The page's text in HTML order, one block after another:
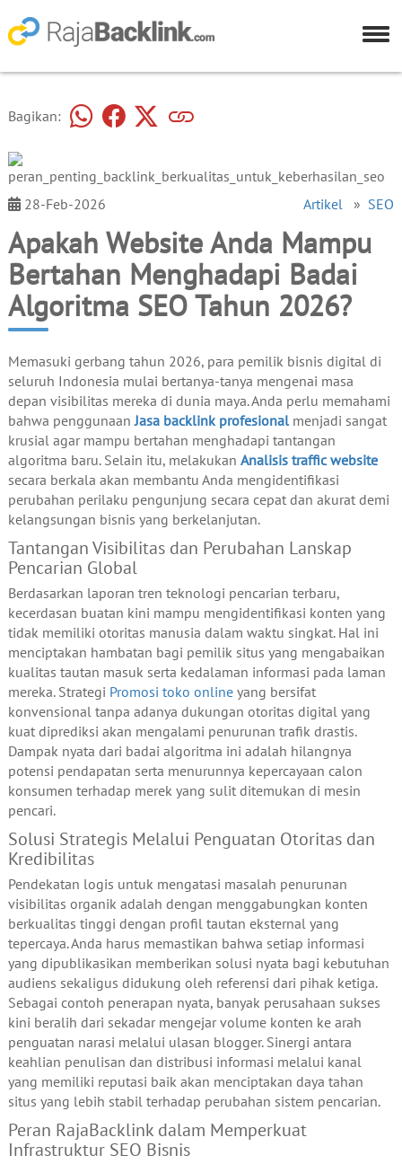
Bagikan:
28-Feb-2026 Artikel » SEO
Apakah Website Anda Mampu
Bertahan Menghadapi Badai
Algoritma SEO Tahun 2026?
Memasuki gerbang tahun 2026, para pemilik bisnis digital di
seluruh Indonesia mulai bertanya-tanya mengenai masa
depan visibilitas mereka di dunia maya. Anda perlu memahami
bahwa penggunaanJasa backlink profesionalmenjadi sangat
krusial agar mampu bertahan menghadapi tantangan
algoritma baru. Selain itu, melakukan Analisis traffic website
secara berkala akan membantu Anda mengidentifikasi
perubahan perilaku pengunjung secara cepat dan akurat demi
kelangsungan bisnis yang berkelanjutan.
Tantangan Visibilitas dan Perubahan Lanskap
Pencarian Global
Berdasarkan laporan tren teknologi pencarian terbaru,
kecerdasan buatan kini mampu mengidentifikasi konten yang
tidak memiliki otoritas manusia dalam waktu singkat. Hal ini
menciptakan hambatan bagi pemilik situs yang mengabaikan
kualitas tautan masuk serta kedalaman informasi pada laman
mereka. Strategi Promosi toko onlineyang bersifat
konvensional tanpa adanya dukungan otoritas digital yang
kuat diprediksi akan mengalami penurunan trafik drastis.
Dampak nyata dari badai algoritma ini adalah hilangnya
potensi pendapatan serta menurunnya kepercayaan calon
konsumen terhadap merek yang sulit ditemukan di mesin
pencari.
Solusi Strategis Melalui Penguatan Otoritas dan
Kredibilitas
Pendekatan logis untuk mengatasi masalah penurunan
visibilitas organik adalah dengan menggabungkan konten
berkualitas tinggi dengan profil tautan eksternal yang
tepercaya. Anda harus memastikan bahwa setiap informasi
yang dipublikasikan memberikan solusi nyata bagi kebutuhan
audiens sekaligus didukung oleh referensi dari pihak ketiga.
Sebagai contoh penerapan nyata, banyak perusahaan sukses
kini beralih dari sekadar mengejar volume konten ke arah
penguatan narasi melalui ulasan blogger. Sinergi antara
keahlian penulisan dan distribusi informasi melalui kanal
yang memiliki reputasi baik akan menciptakan daya tahan
situs yang lebih stabil terhadap perubahan sistem pencarian.
Peran RajaBacklink dalam Memperkuat
Infrastruktur SEO Bisnis